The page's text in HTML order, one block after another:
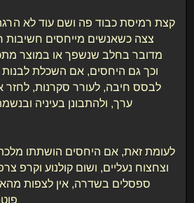
קצת רמיסת כבוד פה ושם עוד לא
צצה כשאנשים מייחסים חשיבות
מדובר בחלב שנשפך או במוצר
וכך גם היחסים, אם השכלת לבנות
לבסס חיבה, לעורר סקרנות,
ערך, ולהתבונן בעיניה
לעומת זאת, אם היחסים הושתתו
וצחצוח נעליים, ושום קולנוע וקרפ
ספסלים בשדרה, אין לצפות